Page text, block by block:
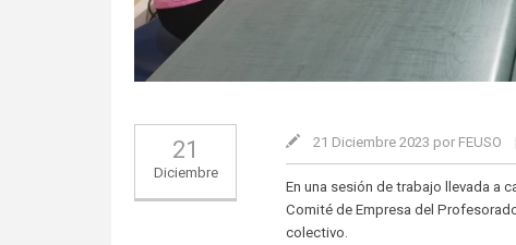
21
Diciembre
21 Diciembre 2023 por FEUSO
En una sesión de trabajo llevada a
Comité de Empresa del
colectivo.